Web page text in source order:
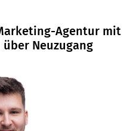
Agentur mit
Neuzugang